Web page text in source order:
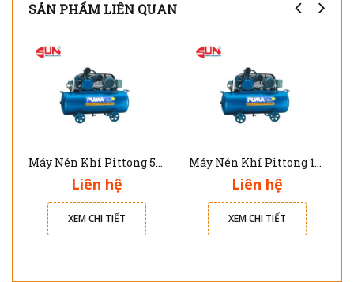
SẢN PHẨM LIÊN QUAN
Máy Nén Khí Pittong 5HP Puma PK50160
Liên hệ
XEM CHI TIẾT
Máy Nén Khí Pittong 10HP Puma PK100300
Liên hệ
XEM CHI TIẾT